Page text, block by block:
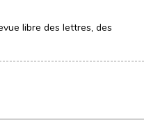
libre des lettres, des